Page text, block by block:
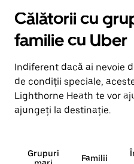
Călătorii cu
familie cu Uber
Indiferent dacă ai nevoie
de condiții speciale,
Lighthorne Heath te vor
ajungeți la destinație.
Grupuri
Familii